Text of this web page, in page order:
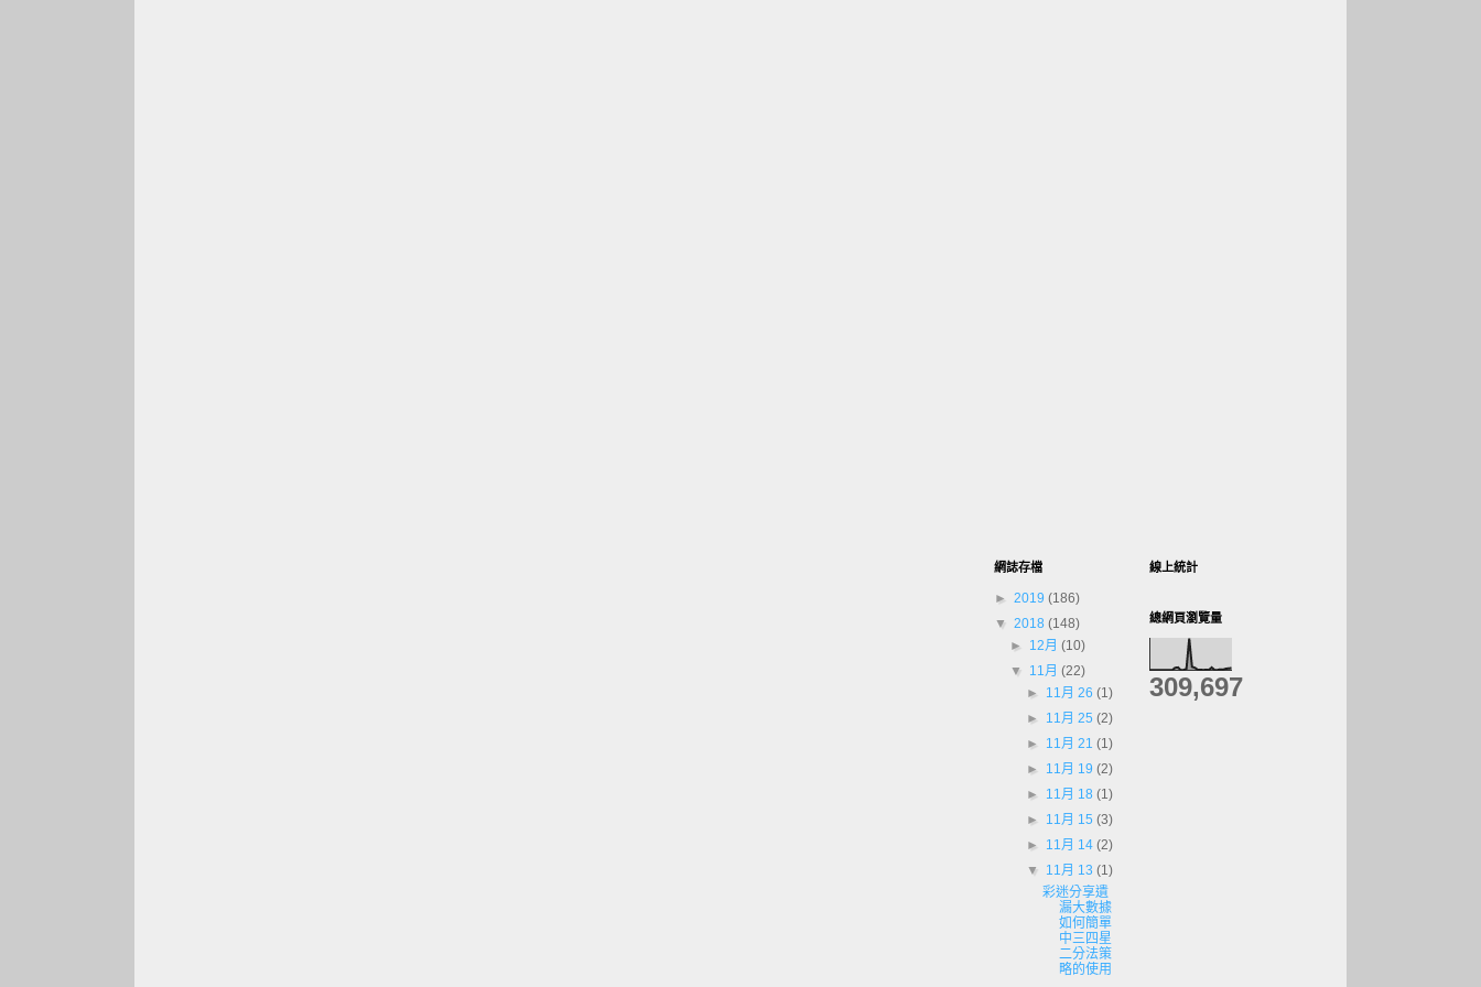
網誌存檔
► 2019 (186)
▼ 2018 (148)
► 12月(10)
▼ 11月(22)
► 11月 26 (1)
► 11月 25 (2)
► 11月 21 (1)
► 11月 19 (2)
► 11月 18 (1)
► 11月 15 (3)
► 11月 14 (2)
▼ 11月 13 (1)
彩迷分享遺
漏大數據
如何簡單
中三四星
二分法策
略的使用
線上統計
總網頁瀏覽量
309,697